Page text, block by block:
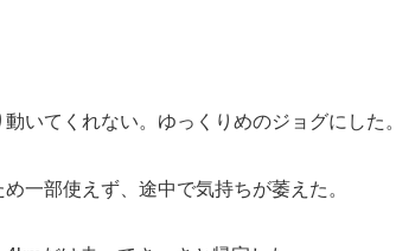
いてくれない。ゆっくりめのジョグにした。
一部使えず、途中で気持ちが萎えた。